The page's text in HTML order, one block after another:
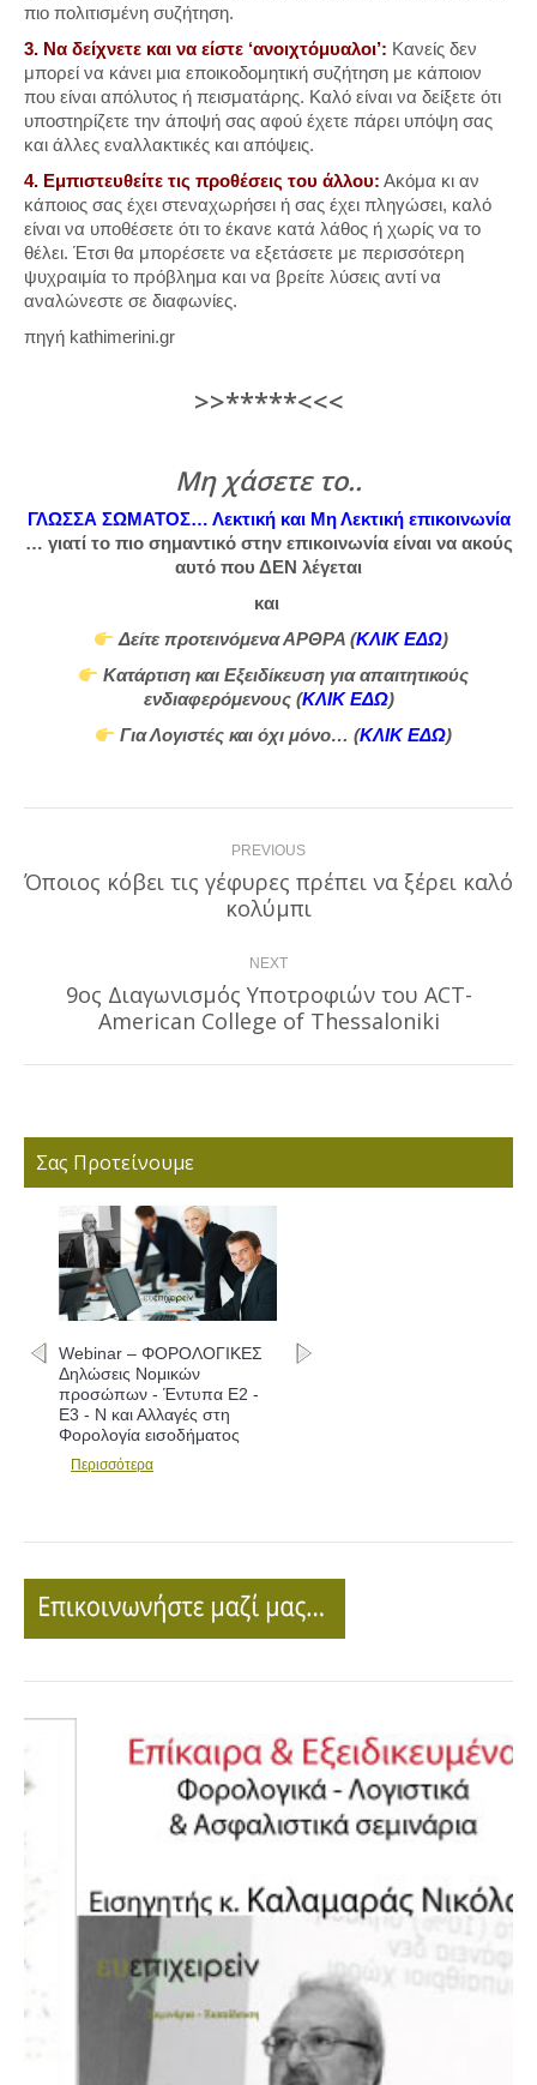
πιο πολιτισμένη συζήτηση.
3. Να δείχνετε και να είστε ‘ανοιχτόμυαλοι’: Κανείς δεν
μπορεί να κάνει μια εποικοδομητική συζήτηση με κάποιον
που είναι απόλυτος ή πεισματάρης. Καλό είναι να δείξετε ότι
υποστηρίζετε την άποψή σας αφού έχετε πάρει υπόψη σας
και άλλες εναλλακτικές και απόψεις.
4. Εμπιστευθείτε τις προθέσεις του άλλου: Ακόμα κι αν
κάποιος σας έχει στεναχωρήσει ή σας έχει πληγώσει, καλό
είναι να υποθέσετε ότι το έκανε κατά λάθος ή χωρίς να το
θέλει. Έτσι θα μπορέσετε να εξετάσετε με περισσότερη
ψυχραιμία το πρόβλημα και να βρείτε λύσεις αντί να
αναλώνεστε σε διαφωνίες.
πηγή kathimerini.gr
>>*****<<<
Μη χάσετε το..
ΓΛΩΣΣΑ ΣΩΜΑΤΟΣ… Λεκτική και Μη Λεκτική επικοινωνία
… γιατί το πιο σημαντικό στην επικοινωνία είναι να ακούς
αυτό που ΔΕΝ λέγεται
και
Δείτε προτεινόμενα ΑΡΘΡΑ (ΚΛΙΚ ΕΔΩ)
Κατάρτιση και Εξειδίκευση για απαιτητικούς
ενδιαφερόμενους (ΚΛΙΚ ΕΔΩ)
Για Λογιστές και όχι μόνο… (ΚΛΙΚ ΕΔΩ)
navigation PREVIOUS
Previous
post:
Όποιος κόβει τις γέφυρες πρέπει να ξέρει καλό
κολύμπι
NEXT
Next
post:
9ος Διαγωνισμός Υποτροφιών του ΑCT-
American College of Thessaloniki
Σας Προτείνουμε
Webinar – ΦΟΡΟΛΟΓΙΚΕΣ
Δηλώσεις Νομικών
προσώπων - Έντυπα Ε2 -
Ε3 - Ν και Αλλαγές στη
Φορολογία εισοδήματος
Περισσότερα